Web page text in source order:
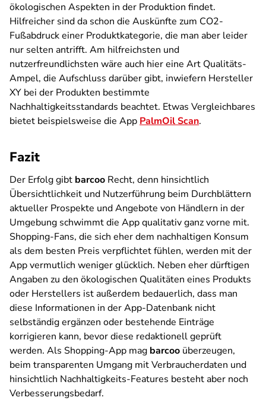
ökologischen Aspekten in der Produktion findet.
Hilfreicher sind da schon die Auskünfte zum CO2-
Fußabdruck einer Produktkategorie, die man aber leider
nur selten antrifft. Am hilfreichsten und
nutzerfreundlichsten wäre auch hier eine Art Qualitäts-
Ampel, die Aufschluss darüber gibt, inwiefern Hersteller
XY bei der Produkten bestimmte
Nachhaltigkeitsstandards beachtet. Etwas Vergleichbares
bietet beispielsweise die App PalmOil Scan.
Fazit
Der Erfolg gibt barcoo Recht, denn hinsichtlich
Übersichtlichkeit und Nutzerführung beim Durchblättern
aktueller Prospekte und Angebote von Händlern in der
Umgebung schwimmt die App qualitativ ganz vorne mit.
Shopping-Fans, die sich eher dem nachhaltigen Konsum
als dem besten Preis verpflichtet fühlen, werden mit der
App vermutlich weniger glücklich. Neben eher dürftigen
Angaben zu den ökologischen Qualitäten eines Produkts
oder Herstellers ist außerdem bedauerlich, dass man
diese Informationen in der App-Datenbank nicht
selbständig ergänzen oder bestehende Einträge
korrigieren kann, bevor diese redaktionell geprüft
werden. Als Shopping-App mag barcoo überzeugen,
beim transparenten Umgang mit Verbraucherdaten und
hinsichtlich Nachhaltigkeits-Features besteht aber noch
Verbesserungsbedarf.